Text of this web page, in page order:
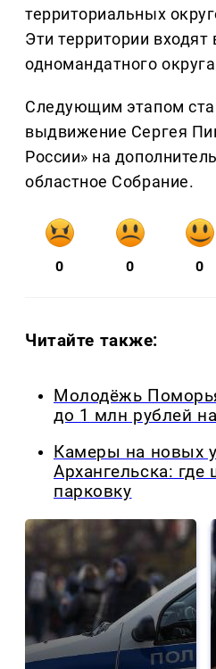
территориальных
Эти территории входят
одномандатного
Следующим этапом
выдвижение Сергея
России» на
областное Собрание.
0 0 0
Читайте также:
Молодёжь
до 1 млн рублей
Камеры на новых
Архангельска:
парковку